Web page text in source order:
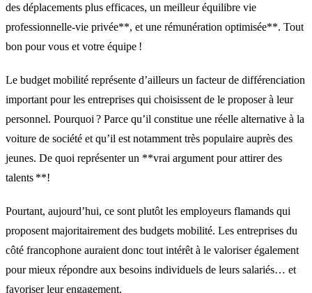
des déplacements plus efficaces, un meilleur équilibre vie
professionnelle-vie privée**, et une rémunération optimisée**. Tout
bon pour vous et votre équipe !
Le budget mobilité représente d’ailleurs un facteur de différenciation
important pour les entreprises qui choisissent de le proposer à leur
personnel. Pourquoi ? Parce qu’il constitue une réelle alternative à la
voiture de société et qu’il est notamment très populaire auprès des
jeunes. De quoi représenter un **vrai argument pour attirer des
talents **!
Pourtant, aujourd’hui, ce sont plutôt les employeurs flamands qui
proposent majoritairement des budgets mobilité. Les entreprises du
côté francophone auraient donc tout intérêt à le valoriser également
pour mieux répondre aux besoins individuels de leurs salariés… et
favoriser leur engagement.